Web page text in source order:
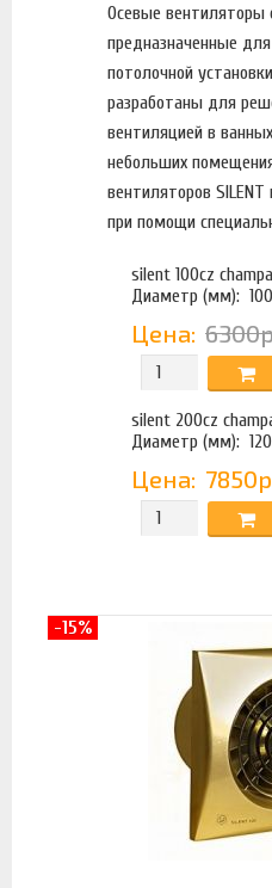
Осевые вентиляторы
предназначенные
потолочной
разработаны для
вентиляцией в
небольших
вентиляторов SILENT
при помощи
silent 100cz
Диаметр (мм): 100
Цена:
silent 200cz
Диаметр (мм): 120
Цена:
-15%